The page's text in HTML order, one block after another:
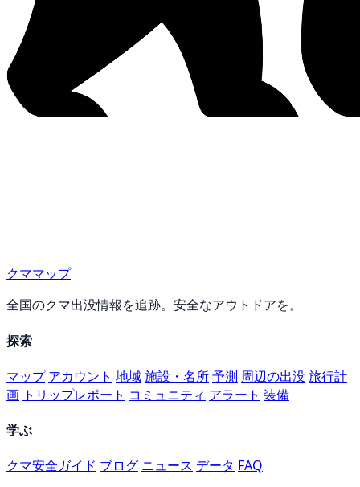
クママップ
全国のクマ出没情報を追跡。安全なアウトドアを。
探索
マップ アカウント 地域施設・名所予測 周辺の出没旅行計
画 トリップレポート コミュニティ アラート 装備
学ぶ
クマ安全ガイド ブログ ニュース データ FAQ